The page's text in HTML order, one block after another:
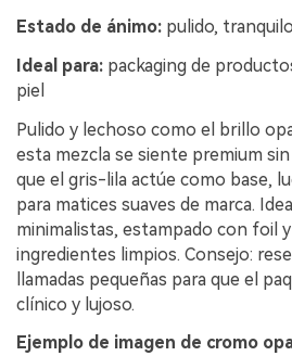
Estado de ánimo: pulido,
Ideal para: packaging de
piel
Pulido y lechoso como el brillo
esta mezcla se siente premium
que el gris-lila actúe como base,
para matices suaves de marca.
minimalistas, estampado con foil
ingredientes limpios. Consejo:
llamadas pequeñas para que el
clínico y lujoso.
Ejemplo de imagen de cromo